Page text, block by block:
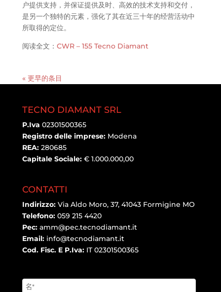
户提供支持，并保证提供及时、高效的技术支持和交付，
是另一个独特的元素，强化了其在近三十年的经营活动中
所取得的定位。
阅读全文： CWR – 155 Tecno Diamant
« 更早的条目
TECNO DIAMANT SRL
P.Iva 02301500365
Registro delle imprese:Modena
REA:280685
Capitale Sociale: € 1.000.000,00
CONTATTI
Indirizzo: Via Aldo Moro, 37, 41043 Formigine MO
Telefono: 059 215 4420
Pec: amm@pec.tecnodiamant.it
Email: info@tecnodiamant.it
Cod. Fisc. E P.Iva:IT 02301500365